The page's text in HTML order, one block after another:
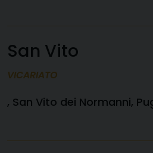
San Vito
VICARIATO
, San Vito dei Normanni,